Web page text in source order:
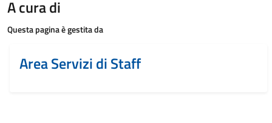
A cura di
Questa pagina è gestita da
Area Servizi di Staff